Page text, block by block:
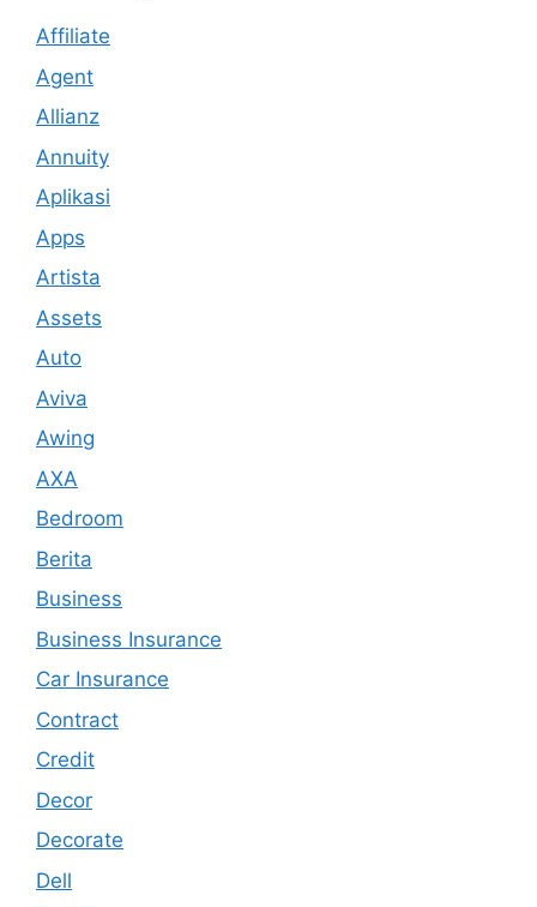
Affiliate
Agent
Allianz
Annuity
Aplikasi
Apps
Artista
Assets
Auto
Aviva
Awing
AXA
Bedroom
Berita
Business
Business Insurance
Car Insurance
Contract
Credit
Decor
Decorate
Dell